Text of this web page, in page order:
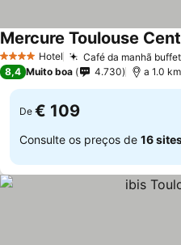
4 EstrelasHotel Café da manhã
Mercure Toulouse
8,4 Muito boa 4.730 a 1.0
De € 109
Consulte os preços de 16